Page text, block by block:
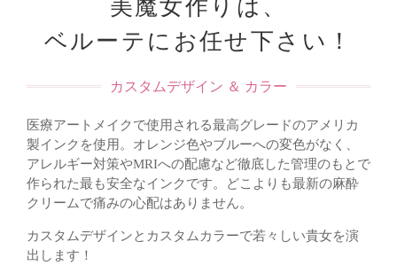
美魔女作りは、
ベルーテにお任せ下さい！
カスタムデザイン ＆ カラー
医療アートメイクで使用される最高グレードのアメリカ
製インクを使用。オレンジ色やブルーへの変色がなく、
アレルギー対策やMRIへの配慮など徹底した管理のもとで
作られた最も安全なインクです。どこよりも最新の麻酔
クリームで痛みの心配はありません。
カスタムデザインとカスタムカラーで若々しい貴女を演
出します！